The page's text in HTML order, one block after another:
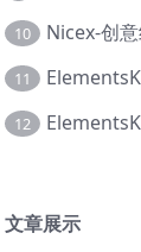
10
11
12
文章展示